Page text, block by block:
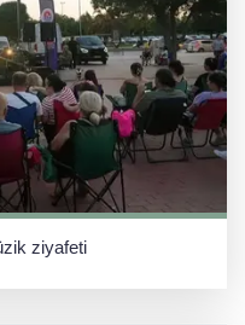
ziyafeti